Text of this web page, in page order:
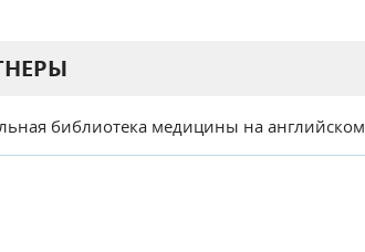
библиотека медицины на английском